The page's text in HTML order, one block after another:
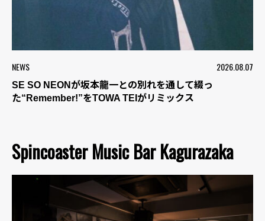
NEWS 2026.08.07
SE SO NEONが坂本龍一との別れを通して綴っ
た“Remember!”をTOWA TEIがリミックス
Spincoaster Music Bar Kagurazaka